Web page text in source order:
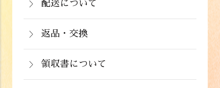
関東・信越・北陸・中部：990円(税込)
東北：1,210円(税込)
北海道：1,430円(税込)
沖縄：2,024円(税込)
※クール便の場合は送料＋クール代金
220円（税込）
数料弊社負担）・銀行振込（前払い）・
郵便振込（前払い）・PayPay（オンラ
イン決済）・ドコモケータイ払い・auか
んたん決済・au PAY・ソフトバンクまと
めて支払い(B)がご利用頂けます。
配送について
通常在庫がある商品につきましては、ご
注文から２～５営業日で発送いたしま
す。
返品・交換
商品が食品のため、お客様のお手元に到
着後の返品は基本的にお受け出来ませ
ん。但し、発送中の破損や不良品、ある
領収書について
領収書をご希望のお客様は、ご注文画面